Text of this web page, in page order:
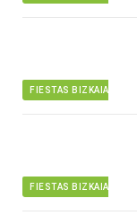
FIESTAS BIZKAIA
FIESTAS BIZKAIA